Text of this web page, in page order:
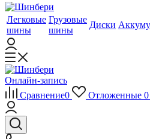
Легковые
шины
Грузовые
шины
Диски
Онлайн-запись
Сравнение0 Отложенные 0